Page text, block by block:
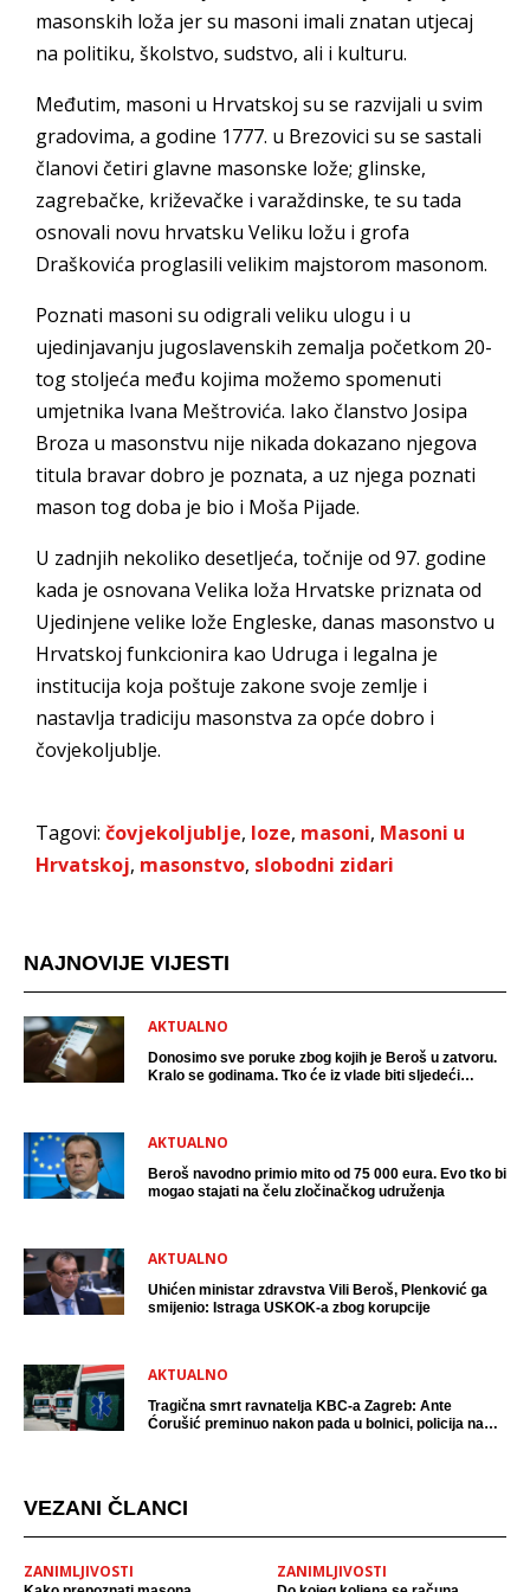
masonskih loža jer su masoni imali znatan utjecaj
na politiku, školstvo, sudstvo, ali i kulturu.
Međutim, masoni u Hrvatskoj su se razvijali u svim
gradovima, a godine 1777. u Brezovici su se sastali
članovi četiri glavne masonske lože; glinske,
zagrebačke, križevačke i varaždinske, te su tada
osnovali novu hrvatsku Veliku ložu i grofa
Draškovića proglasili velikim majstorom masonom.
Poznati masoni su odigrali veliku ulogu i u
ujedinjavanju jugoslavenskih zemalja početkom 20-
tog stoljeća među kojima možemo spomenuti
umjetnika Ivana Meštrovića. Iako članstvo Josipa
Broza u masonstvu nije nikada dokazano njegova
titula bravar dobro je poznata, a uz njega poznati
mason tog doba je bio i Moša Pijade.
U zadnjih nekoliko desetljeća, točnije od 97. godine
kada je osnovana Velika loža Hrvatske priznata od
Ujedinjene velike lože Engleske, danas masonstvo u
Hrvatskoj funkcionira kao Udruga i legalna je
institucija koja poštuje zakone svoje zemlje i
nastavlja tradiciju masonstva za opće dobro i
čovjekoljublje.
Tagovi: čovjekoljublje, loze, masoni, Masoni u
Hrvatskoj, masonstvo, slobodni zidari
NAJNOVIJE VIJESTI
AKTUALNO
Donosimo sve poruke zbog kojih je Beroš u zatvoru.
Kralo se godinama. Tko će iz vlade biti sljedeći
AKTUALNO
Beroš navodno primio mito od 75 000 eura. Evo tko bi
mogao stajati na čelu zločinačkog udruženja
AKTUALNO
Uhićen ministar zdravstva Vili Beroš, Plenković ga
smijenio: Istraga USKOK-a zbog korupcije
AKTUALNO
Tragična smrt ravnatelja KBC-a Zagreb: Ante
Ćorušić preminuo nakon pada u bolnici, policija na
VEZANI ČLANCI
ZANIMLJIVOSTI ZANIMLJIVOSTI